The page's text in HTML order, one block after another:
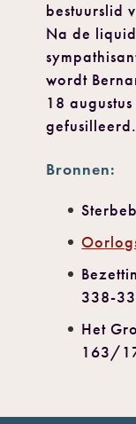
bestuurslid
Na de
wordt
18
gefusilleerd.
Bronnen:
338-
Het
163/